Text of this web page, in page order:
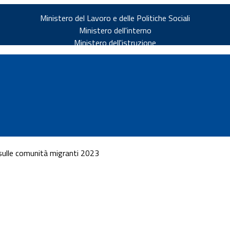
Ministero del Lavoro e delle Politiche Sociali
Ministero dell'interno
Ministero dell'istruzione
comunità migranti 2023